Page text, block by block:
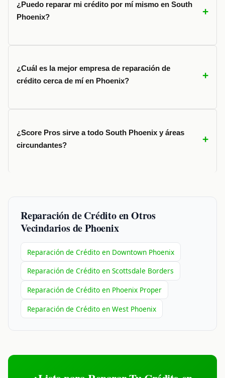
¿Puedo reparar mi crédito por mí mismo en South
Phoenix?
¿Cuál es la mejor empresa de reparación de
crédito cerca de mí en Phoenix?
¿Score Pros sirve a todo South Phoenix y áreas
circundantes?
Reparación de Crédito en Otros
Vecindarios de Phoenix
Reparación de Crédito en Downtown Phoenix
Reparación de Crédito en Scottsdale Borders
Reparación de Crédito en Phoenix Proper
Reparación de Crédito en West Phoenix